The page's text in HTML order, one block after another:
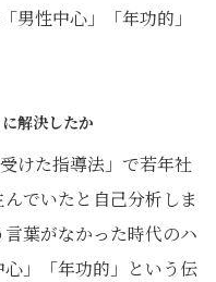
男性中心」「年功的」
解決したか
けた指導法」で若年社
でいたと自己分析しま
葉がなかった時代のハ
」「年功的」という伝